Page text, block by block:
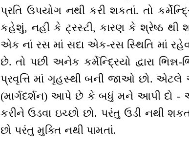
પ્રતિ ઉપયોગ નથી કરી શકતાં. તો
કહેશું, નહીં કે ટ્રસ્ટી, કારણ કે શ્રેષ્ઠ થી
એક નાં રસ માં સદા એક-રસ સ્થિતિ માં
છે. તો પછી અનેક કર્મેન્દ્રિયો દ્વારા
પ્રવૃત્તિ માં ગૃહસ્થી બની જાઓ છો. એટલે
(માર્ગદર્શન) આપે છે કે બધું મને આપી દો -
કરીને ઉડવા ઇચ્છો છો. પરંતુ ઉડી નથી
છો પરંતુ મુક્તિ નથી પામતાં.